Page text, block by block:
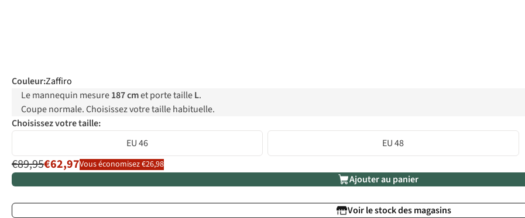
Couleur:Zaffiro
Le mannequin mesure187 cmet porte tailleL.
Coupe normale. Choisissez votre taille habituelle.
Choisissez votre taille:
EU 46
EU 48
€89,95€62,97Vous économisez €26,98
Ajouter au panier
Voir le stock des magasins